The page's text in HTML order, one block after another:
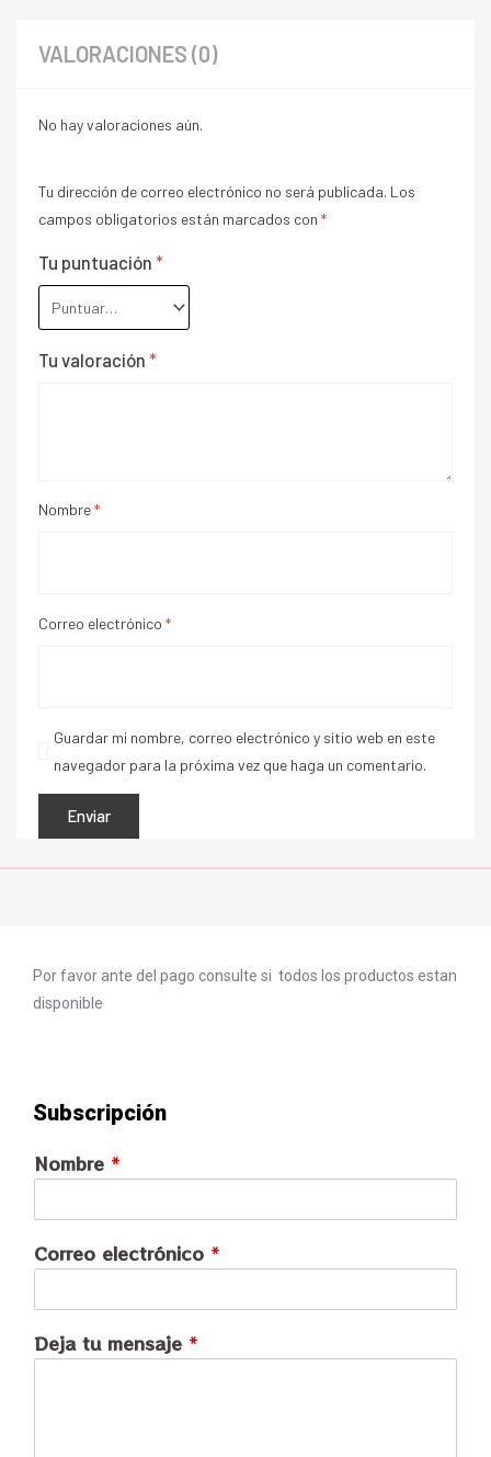
VALORACIONES (0)
No hay valoraciones aún.
Tu dirección de correo electrónico no será publicada. Los
campos obligatorios están marcados con *
Tu puntuación *
Tu valoración *
Nombre*
Correo electrónico *
Guardar mi nombre, correo electrónico y sitio web en este
navegador para la próxima vez que haga un comentario.
Por favor ante del pago consulte si todos los productos estan
disponible
Subscripción
Nombre *
Correo electrónico *
Deja tu mensaje *